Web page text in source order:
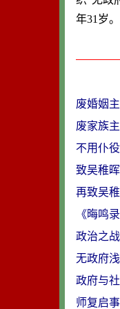
年31岁。
废婚姻
废家族
不用仆
致吴稚晖
再致吴
《晦鸣
政治之
无政府
政府与
师复启